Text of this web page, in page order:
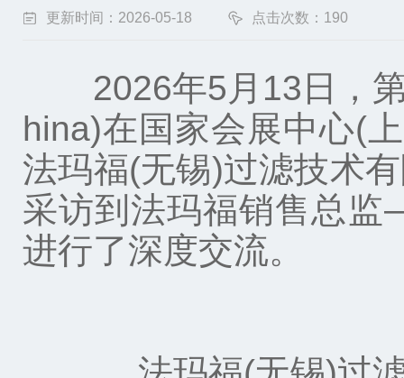
更新时间：2026-05-18 点击次数：190
2026年5月13日，第
hina)在国家会展中心(
法玛福(无锡)过滤技术
采访到法玛福销售总
进行了深度交流。